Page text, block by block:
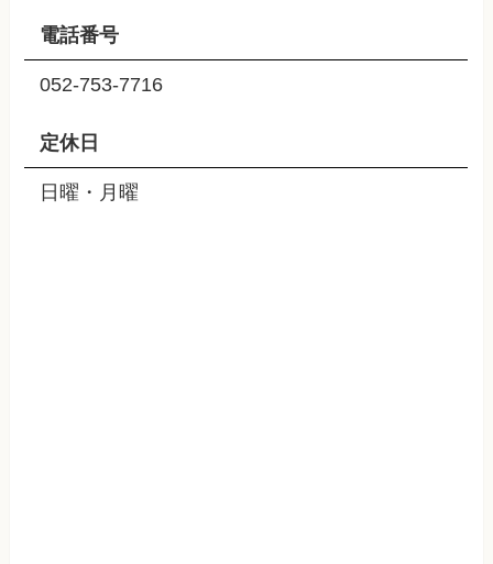
電話番号
052-753-7716
定休日
日曜・月曜